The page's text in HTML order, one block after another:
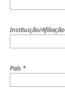
Instituição/Afiliação
País *